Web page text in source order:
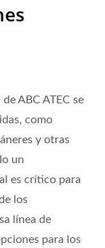
ABC ATEC se
como
y otras
un
es crítico para
los
línea de
para los